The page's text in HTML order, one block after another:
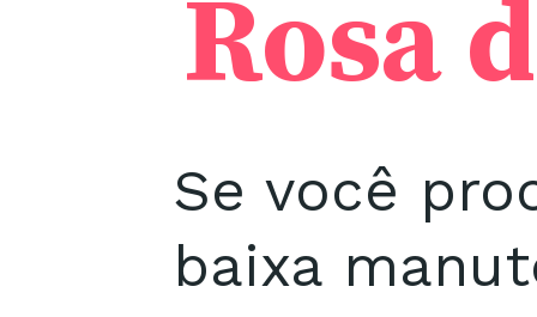
Se você
baixa
Rosa